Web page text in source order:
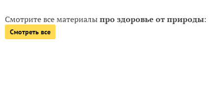
Смотрите все материалыпро здоровье от природы:
Смотреть все